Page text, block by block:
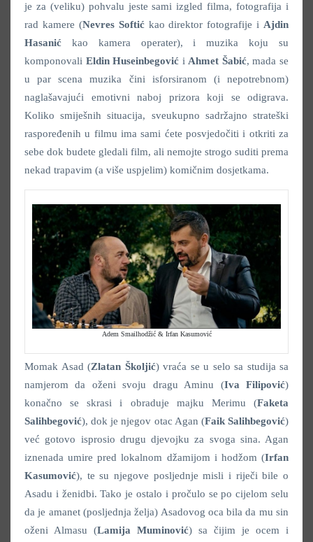
je za (veliku) pohvalu jeste sami izgled filma, fotografija i
rad kamere (Nevres Softić kao direktor fotografije i Ajdin
Hasanić kao kamera operater), i muzika koju su
komponovali Eldin Huseinbegović i Ahmet Šabić, mada se
u par scena muzika čini isforsiranom (i nepotrebnom)
naglašavajući emotivni naboj prizora koji se odigrava.
Koliko smiješnih situacija, sveukupno sadržajno strateški
raspoređenih u filmu ima sami ćete posvjedočiti i otkriti za
sebe dok budete gledali film, ali nemojte strogo suditi prema
nekad trapavim (a više uspjelim) komičnim dosjetkama.
Adem Smailhodžić & Irfan Kasumović
Momak Asad (Zlatan Školjić) vraća se u selo sa studija sa
namjerom da oženi svoju dragu Aminu (Iva Filipović)
konačno se skrasi i obraduje majku Merimu (Faketa
Salihbegović), dok je njegov otac Agan (Faik Salihbegović)
već gotovo isprosio drugu djevojku za svoga sina. Agan
iznenada umire pred lokalnom džamijom i hodžom (Irfan
Kasumović), te su njegove posljednje misli i riječi bile o
Asadu i ženidbi. Tako je ostalo i pročulo se po cijelom selu
da je amanet (posljednja želja) Asadovog oca bila da mu sin
oženi Almasu (Lamija Muminović) sa čijim je ocem i